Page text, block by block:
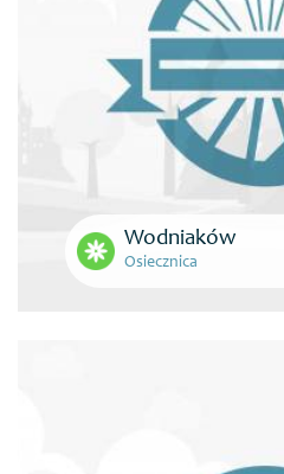
Wodniaków
Osiecznica